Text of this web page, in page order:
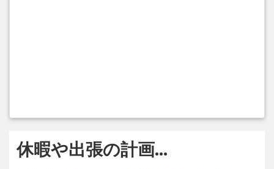
休暇や出張の計画...